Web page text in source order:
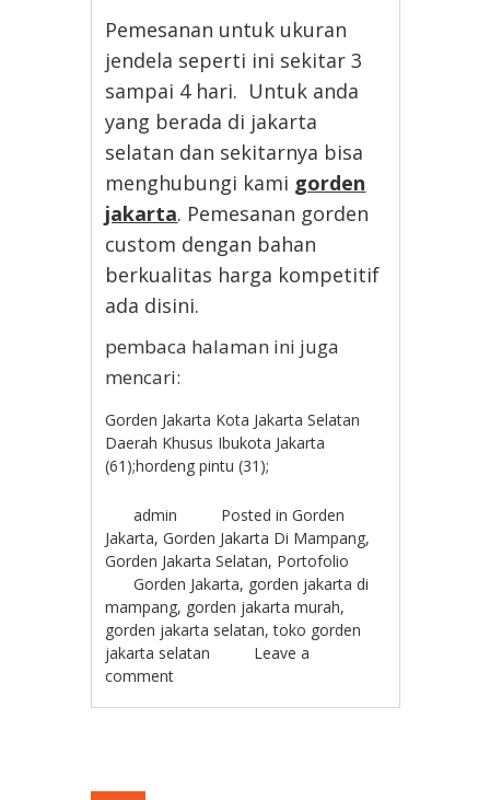
Pemesanan untuk ukuran
jendela seperti ini sekitar 3
sampai 4 hari. Untuk anda
yang berada di jakarta
selatan dan sekitarnya bisa
menghubungi kami gorden
jakarta. Pemesanan gorden
custom dengan bahan
berkualitas harga kompetitif
ada disini.
pembaca halaman ini juga
mencari:
Gorden Jakarta Kota Jakarta Selatan
Daerah Khusus Ibukota Jakarta
(61);hordeng pintu (31);
admin Posted inGorden
Jakarta,Gorden Jakarta Di Mampang,
Gorden Jakarta Selatan, Portofolio
Gorden Jakarta, gorden jakarta di
mampang, gorden jakarta murah,
gorden jakarta selatan,toko gorden
jakarta selatan
Leave a
comment